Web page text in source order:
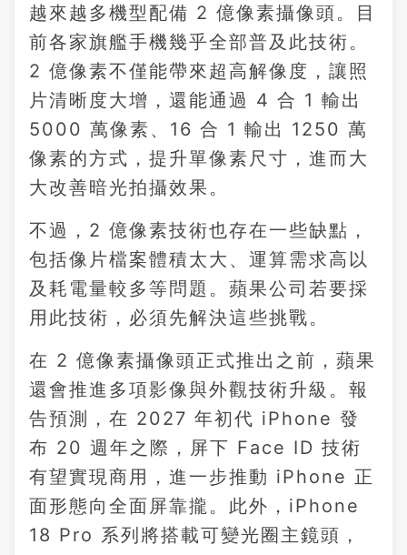
越來越多機型配備 2 億像素攝像頭。目
前各家旗艦手機幾乎全部普及此技術。
2 億像素不僅能帶來超高解像度，讓照
片清晰度大增，還能通過 4 合 1 輸出
5000 萬像素、16 合 1 輸出 1250 萬
像素的方式，提升單像素尺寸，進而大
大改善暗光拍攝效果。
不過，2 億像素技術也存在一些缺點，
包括像片檔案體積太大、運算需求高以
及耗電量較多等問題。蘋果公司若要採
用此技術，必須先解決這些挑戰。
在 2 億像素攝像頭正式推出之前，蘋果
還會推進多項影像與外觀技術升級。報
告預測，在 2027 年初代 iPhone 發
布 20 週年之際，屏下 Face ID 技術
有望實現商用，進一步推動 iPhone 正
面形態向全面屏靠攏。此外，iPhone
18 Pro 系列將搭載可變光圈主鏡頭，